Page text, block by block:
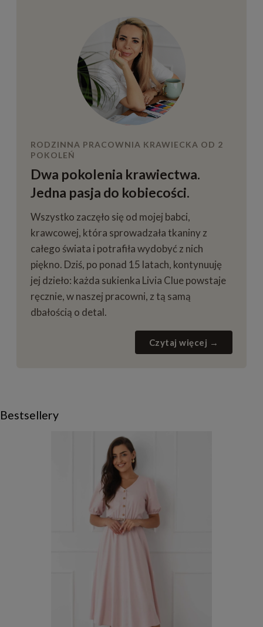
RODZINNA PRACOWNIA KRAWIECKA OD 2
POKOLEŃ
Dwa pokolenia krawiectwa.
Jedna pasja do kobiecości.
Wszystko zaczęło się od mojej babci,
krawcowej, która sprowadzała tkaniny z
całego świata i potrafiła wydobyć z nich
piękno. Dziś, po ponad 15 latach, kontynuuję
jej dzieło: każda sukienka Livia Clue powstaje
ręcznie, w naszej pracowni, z tą samą
dbałością o detal.
Czytaj więcej →
Bestsellery